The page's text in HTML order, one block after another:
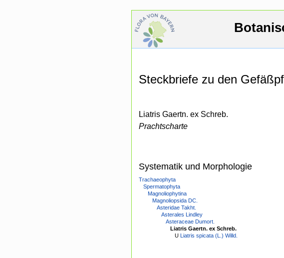
Steckbriefe zu den
Liatris Gaertn. ex Schreb.
Prachtscharte
Systematik und Morphologie
Trachaeophyta
Spermatophyta
Magnoliophytina
Magnoliopsida DC.
Asteridae Takht.
Asterales Lindley
Asteraceae Dumort.
Liatris Gaertn. ex Schreb.
U Liatris spicata (L.) Willd.